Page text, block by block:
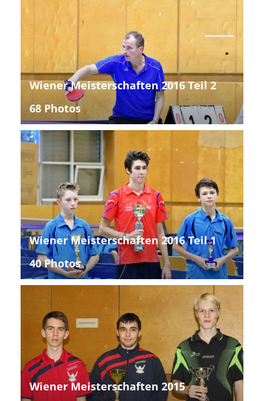
Wiener Meisterschaften 2016 Teil 2
68 Photos
Wiener Meisterschaften 2016 Teil 1
40 Photos
Wiener Meisterschaften 2015